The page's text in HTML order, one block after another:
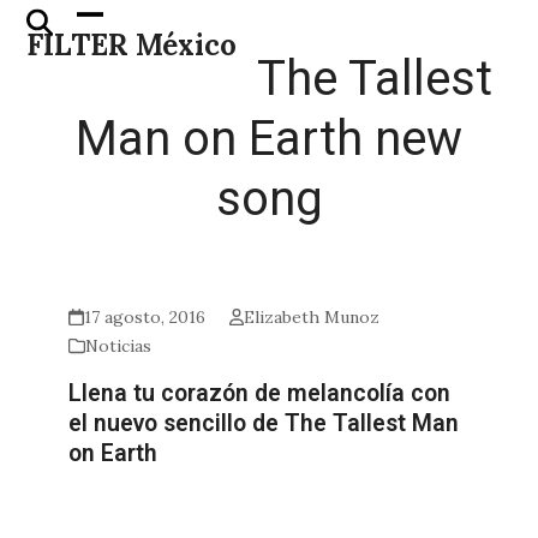
Skip
FILTER México
Open
mobile
Close
mobile
The Tallest
Man on Earth new
song
17 agosto, 2016
Elizabeth Munoz
Noticias
Llena tu corazón de melancolía con
el nuevo sencillo de The Tallest Man
on Earth